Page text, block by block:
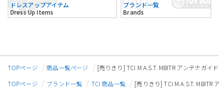
ドレスアップアイテム
Dress Up Items
ブランド一覧
Brands
TOPページ 商品一覧ページ
[売りきり] TCI M.A.S.T. MBITR アンテナガイ
TOPページ
ブランド一覧 TCI 商品一覧
[売りきり] TCI M.A.S.T. MBITR